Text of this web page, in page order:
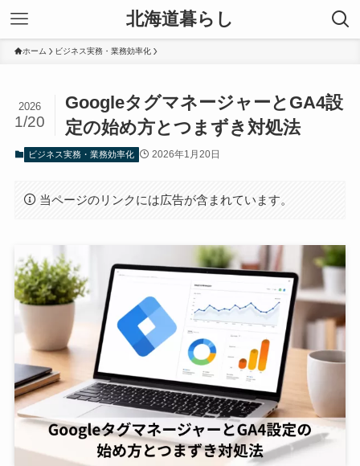
北海道暮らし
ホーム ビジネス実務・業務効率化
GoogleタグマネージャーとGA4設
定の始め方とつまずき対処法
2026
1/20
ビジネス実務・業務効率化 2026年1月20日
当ページのリンクには広告が含まれています。